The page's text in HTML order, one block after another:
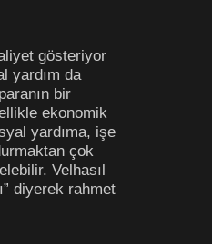
gösteriyor
yardım da
bir
ekonomik
yardıma, işe
çok
Velhasıl
diyerek rahmet